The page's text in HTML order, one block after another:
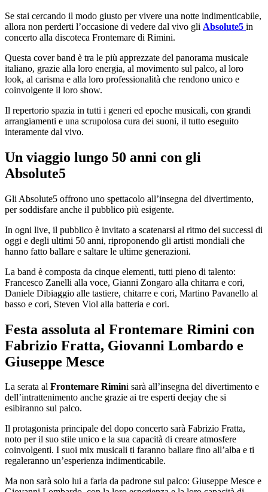
Se stai cercando il modo giusto per vivere una notte indimenticabile,
allora non perderti l’occasione di vedere dal vivo gli Absolute5 in
concerto alla discoteca Frontemare di Rimini.
Questa cover band è tra le più apprezzate del panorama musicale
italiano, grazie alla loro energia, al movimento sul palco, al loro
look, al carisma e alla loro professionalità che rendono unico e
coinvolgente il loro show.
Il repertorio spazia in tutti i generi ed epoche musicali, con grandi
arrangiamenti e una scrupolosa cura dei suoni, il tutto eseguito
interamente dal vivo.
Un viaggio lungo 50 anni con gli
Absolute5
Gli Absolute5 offrono uno spettacolo all’insegna del divertimento,
per soddisfare anche il pubblico più esigente.
In ogni live, il pubblico è invitato a scatenarsi al ritmo dei successi di
oggi e degli ultimi 50 anni, riproponendo gli artisti mondiali che
hanno fatto ballare e saltare le ultime generazioni.
La band è composta da cinque elementi, tutti pieno di talento:
Francesco Zanelli alla voce, Gianni Zongaro alla chitarra e cori,
Daniele Dibiaggio alle tastiere, chitarre e cori, Martino Pavanello al
basso e cori, Steven Viol alla batteria e cori.
Festa assoluta al Frontemare Rimini con
Fabrizio Fratta, Giovanni Lombardo e
Giuseppe Mesce
La serata al Frontemare Rimini sarà all’insegna del divertimento e
dell’intrattenimento anche grazie ai tre esperti deejay che si
esibiranno sul palco.
Il protagonista principale del dopo concerto sarà Fabrizio Fratta,
noto per il suo stile unico e la sua capacità di creare atmosfere
coinvolgenti. I suoi mix musicali ti faranno ballare fino all’alba e ti
regaleranno un’esperienza indimenticabile.
Ma non sarà solo lui a farla da padrone sul palco: Giuseppe Mesce e